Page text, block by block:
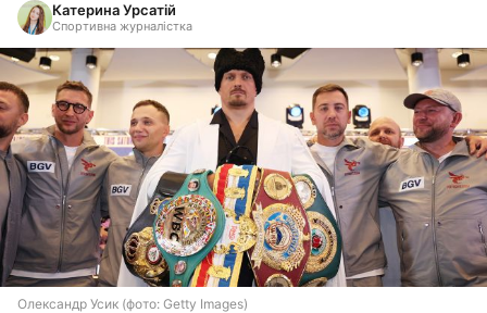
Катерина Урсатій
Спортивна журналістка
Олександр Усик (фото: Getty Images)